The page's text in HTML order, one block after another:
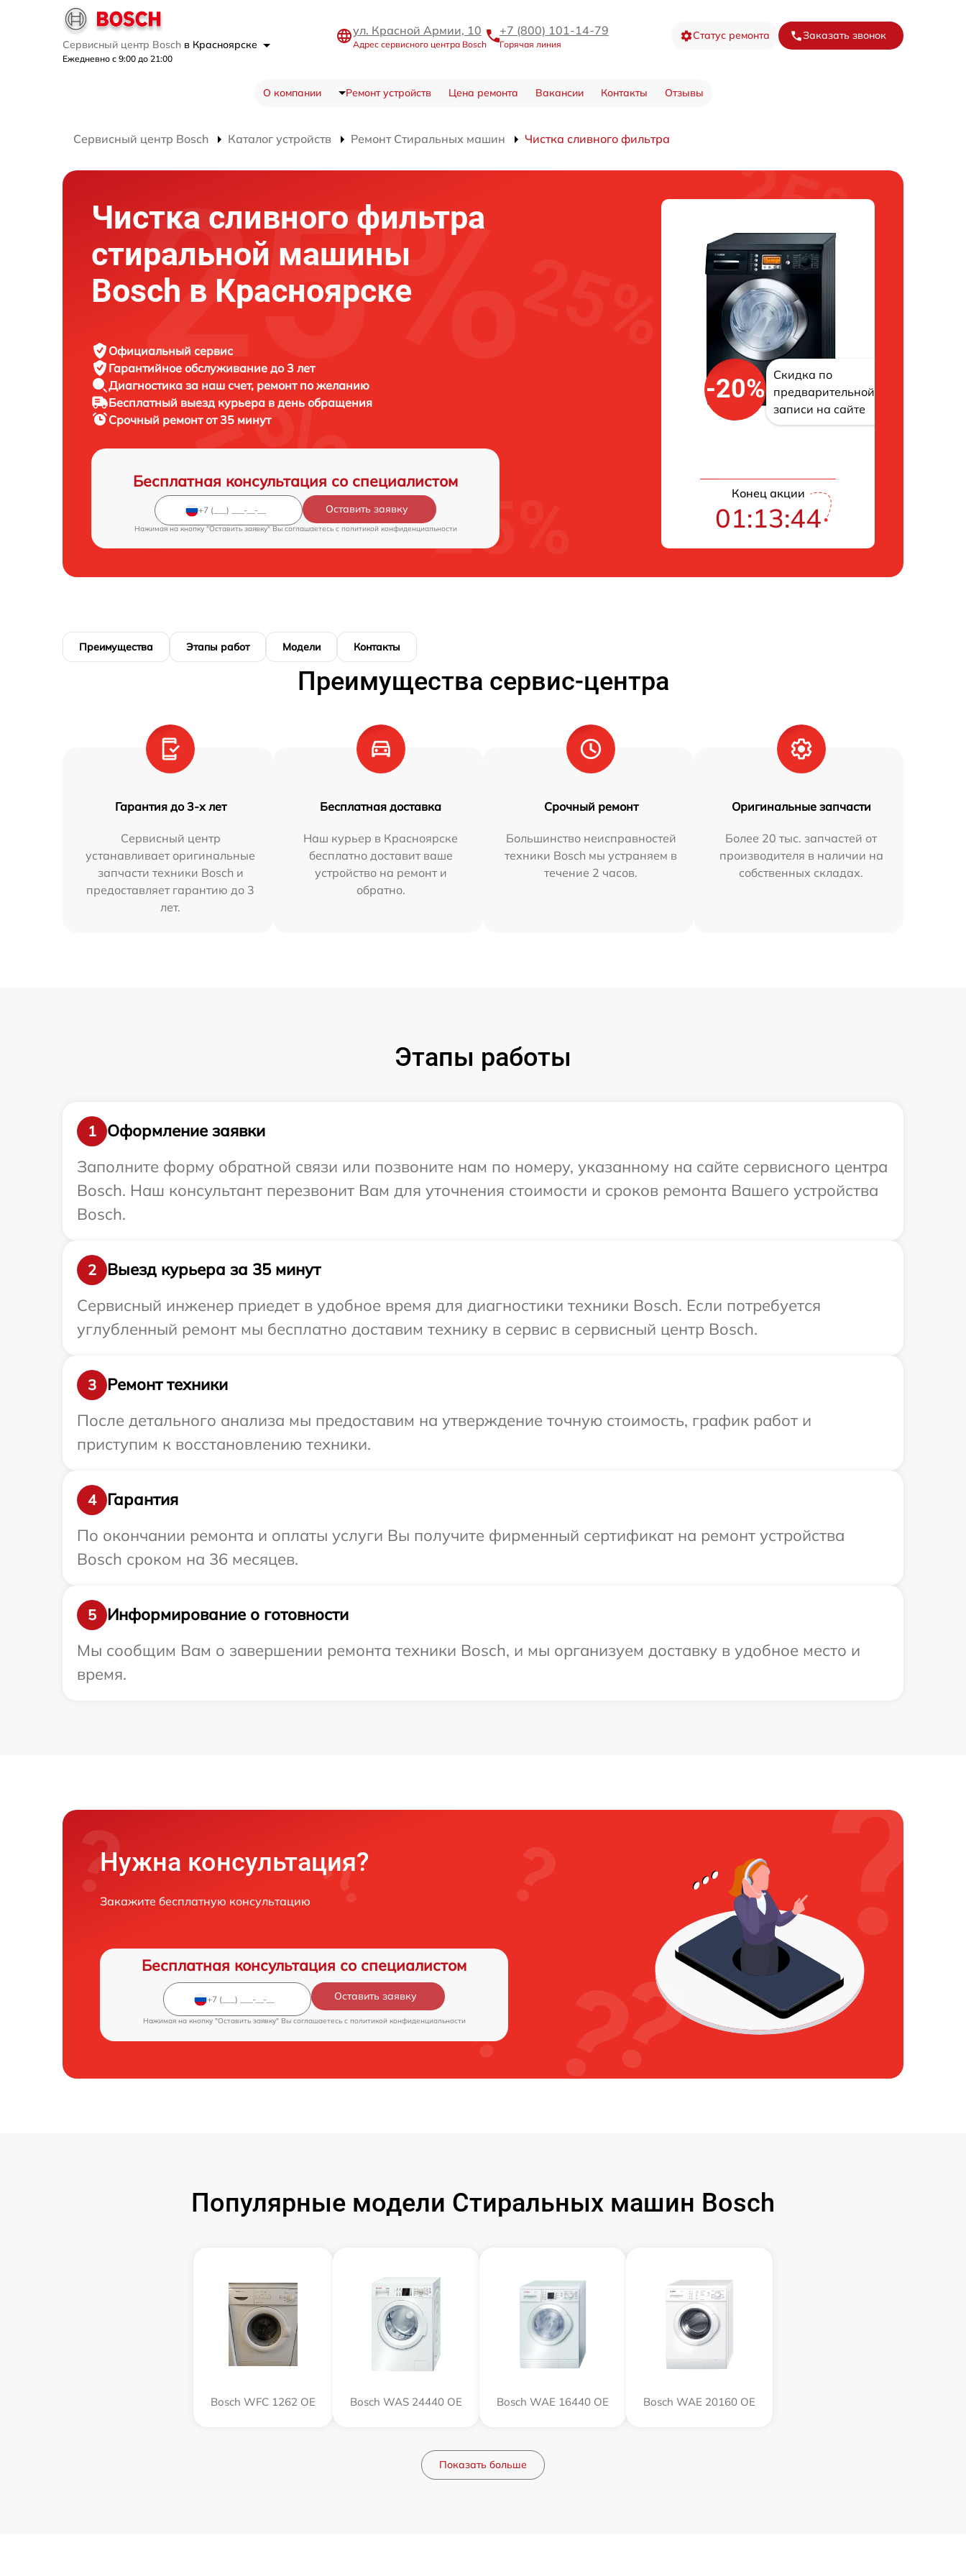
Сервисный центр Bosch в Красноярске
Ежедневно с 9:00 до 21:00
ул. Красной Армии, 10
Адрес сервисного центра Bosch
+7 (800) 101-14-79
Горячая линия
Статус ремонта Заказать звонок
О компании Ремонт устройств Цена ремонта Вакансии Контакты Отзывы
Сервисный центр Bosch Каталог устройств Ремонт Стиральных машин Чистка сливного фильтра
Чистка сливного фильтра
стиральной машины
Bosch в Красноярске
Официальный сервис
Гарантийное обслуживание до 3 лет
Диагностика за наш счет, ремонт по желанию
Бесплатный выезд курьера в день обращения
Срочный ремонтот 35 минут
Бесплатная консультация со специалистом
Оставить заявку
Нажимая на кнопку "Оставить заявку" Вы соглашаетесь c политикой конфиденциальности
-20%
Скидка по
предварительной
записи на сайте
Конец акции
01:13:43
Преимущества Этапы работ Модели Контакты
Преимущества сервис-центра
Гарантия до 3-х лет
Сервисный центр
устанавливает оригинальные
запчасти техники Bosch и
предоставляет гарантию до 3
лет.
Бесплатная доставка
Наш курьер в Красноярске
бесплатно доставит ваше
устройство на ремонт и
обратно.
Срочный ремонт
Большинство неисправностей
техники Bosch мы устраняем в
течение 2 часов.
Оригинальные запчасти
Более 20 тыс. запчастей от
производителя в наличии на
собственных складах.
Этапы работы
1
Оформление заявки
Заполните форму обратной связи или позвоните нам по номеру, указанному на сайте сервисного центра
Bosch. Наш консультант перезвонит Вам для уточнения стоимости и сроков ремонта Вашего устройства
Bosch.
2
Выезд курьера за 35 минут
Сервисный инженер приедет в удобное время для диагностики техники Bosch. Если потребуется
углубленный ремонт мы бесплатно доставим технику в сервис в сервисный центр Bosch.
3
Ремонт техники
После детального анализа мы предоставим на утверждение точную стоимость, график работ и
приступим к восстановлению техники.
4
Гарантия
По окончании ремонта и оплаты услуги Вы получите фирменный сертификат на ремонт устройства
Bosch сроком на 36 месяцев.
5
Информирование о готовности
Мы сообщим Вам о завершении ремонта техники Bosch, и мы организуем доставку в удобное место и
время.
Нужна консультация?
Закажите бесплатную консультацию
Бесплатная консультация со специалистом
Оставить заявку
Нажимая на кнопку "Оставить заявку" Вы соглашаетесь c политикой конфиденциальности
Популярные модели Стиральных машин Bosch
Bosch WFC 1262 OE Bosch WAS 24440 OE Bosch WAE 16440 OE Bosch WAE 20160 OE
Показать больше